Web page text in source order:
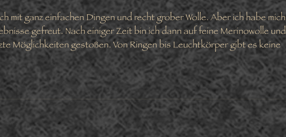
mit ganz einfachen Dingen und recht grober Wolle. Aber ich habe mich
gefreut. Nach einiger Zeit bin ich dann auf feine Merinowolle und
Möglichkeiten gestoßen. Von Ringen bis Leuchtkörper gibt es keine